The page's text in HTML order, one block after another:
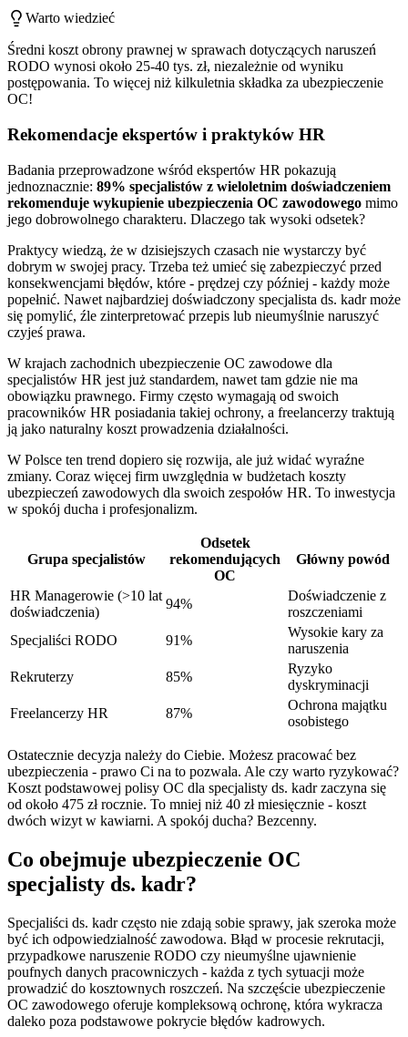
Warto wiedzieć
Średni koszt obrony prawnej w sprawach dotyczących naruszeń
RODO wynosi około 25-40 tys. zł, niezależnie od wyniku
postępowania. To więcej niż kilkuletnia składka za ubezpieczenie
OC!
Rekomendacje ekspertów i praktyków HR
Badania przeprowadzone wśród ekspertów HR pokazują
jednoznacznie: 89% specjalistów z wieloletnim doświadczeniem
rekomenduje wykupienie ubezpieczenia OC zawodowego mimo
jego dobrowolnego charakteru. Dlaczego tak wysoki odsetek?
Praktycy wiedzą, że w dzisiejszych czasach nie wystarczy być
dobrym w swojej pracy. Trzeba też umieć się zabezpieczyć przed
konsekwencjami błędów, które - prędzej czy później - każdy może
popełnić. Nawet najbardziej doświadczony specjalista ds. kadr może
się pomylić, źle zinterpretować przepis lub nieumyślnie naruszyć
czyjeś prawa.
W krajach zachodnich ubezpieczenie OC zawodowe dla
specjalistów HR jest już standardem, nawet tam gdzie nie ma
obowiązku prawnego. Firmy często wymagają od swoich
pracowników HR posiadania takiej ochrony, a freelancerzy traktują
ją jako naturalny koszt prowadzenia działalności.
W Polsce ten trend dopiero się rozwija, ale już widać wyraźne
zmiany. Coraz więcej firm uwzględnia w budżetach koszty
ubezpieczeń zawodowych dla swoich zespołów HR. To inwestycja
w spokój ducha i profesjonalizm.
Grupa specjalistów
Odsetek
rekomendujących
OC
Główny powód
HR Managerowie (>10 lat
doświadczenia)
94%
Doświadczenie z
roszczeniami
Specjaliści RODO
91%
Wysokie kary za
naruszenia
Rekruterzy
85%
Ryzyko
dyskryminacji
Freelancerzy HR
87%
Ochrona majątku
osobistego
Ostatecznie decyzja należy do Ciebie. Możesz pracować bez
ubezpieczenia - prawo Ci na to pozwala. Ale czy warto ryzykować?
Koszt podstawowej polisy OC dla specjalisty ds. kadr zaczyna się
od około 475 zł rocznie. To mniej niż 40 zł miesięcznie - koszt
dwóch wizyt w kawiarni. A spokój ducha? Bezcenny.
Co obejmuje ubezpieczenie OC
specjalisty ds. kadr?
Specjaliści ds. kadr często nie zdają sobie sprawy, jak szeroka może
być ich odpowiedzialność zawodowa. Błąd w procesie rekrutacji,
przypadkowe naruszenie RODO czy nieumyślne ujawnienie
poufnych danych pracowniczych - każda z tych sytuacji może
prowadzić do kosztownych roszczeń. Na szczęście ubezpieczenie
OC zawodowego oferuje kompleksową ochronę, która wykracza
daleko poza podstawowe pokrycie błędów kadrowych.